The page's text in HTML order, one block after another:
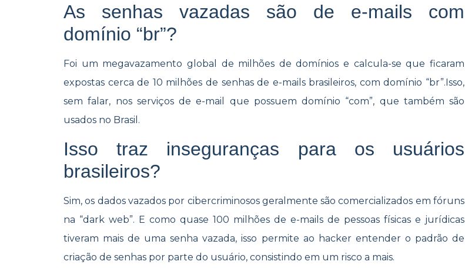
As senhas vazadas são de e-mails com
domínio “br”?
Foi um megavazamento global de milhões de domínios e calcula-se que ficaram
expostas cerca de 10 milhões de senhas de e-mails brasileiros, com domínio “br”.Isso,
sem falar, nos serviços de e-mail que possuem domínio “com”, que também são
usados no Brasil.
Isso traz inseguranças para os usuários
brasileiros?
Sim, os dados vazados por cibercriminosos geralmente são comercializados em fóruns
na “dark web”. E como quase 100 milhões de e-mails de pessoas físicas e jurídicas
tiveram mais de uma senha vazada, isso permite ao hacker entender o padrão de
criação de senhas por parte do usuário, consistindo em um risco a mais.